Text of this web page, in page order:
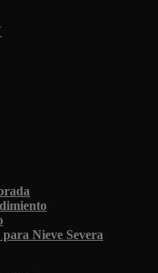
Nieve Severa